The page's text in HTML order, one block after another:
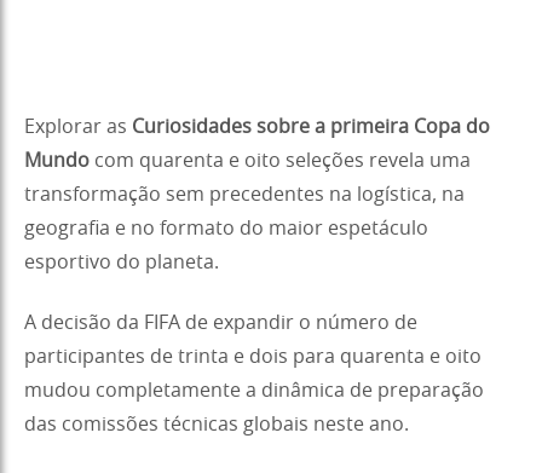
Explorar as Curiosidades sobre a primeira Copa do
Mundo com quarenta e oito seleções revela uma
transformação sem precedentes na logística, na
geografia e no formato do maior espetáculo
esportivo do planeta.
A decisão da FIFA de expandir o número de
participantes de trinta e dois para quarenta e oito
mudou completamente a dinâmica de preparação
das comissões técnicas globais neste ano.